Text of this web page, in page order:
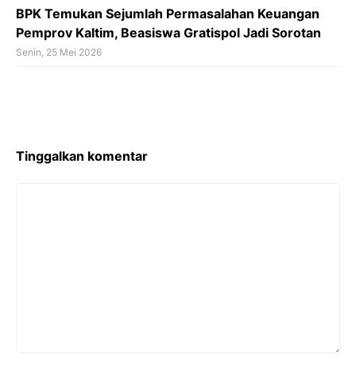
BPK Temukan Sejumlah Permasalahan Keuangan
Pemprov Kaltim, Beasiswa Gratispol Jadi Sorotan
Senin, 25 Mei 2026
Tinggalkan komentar